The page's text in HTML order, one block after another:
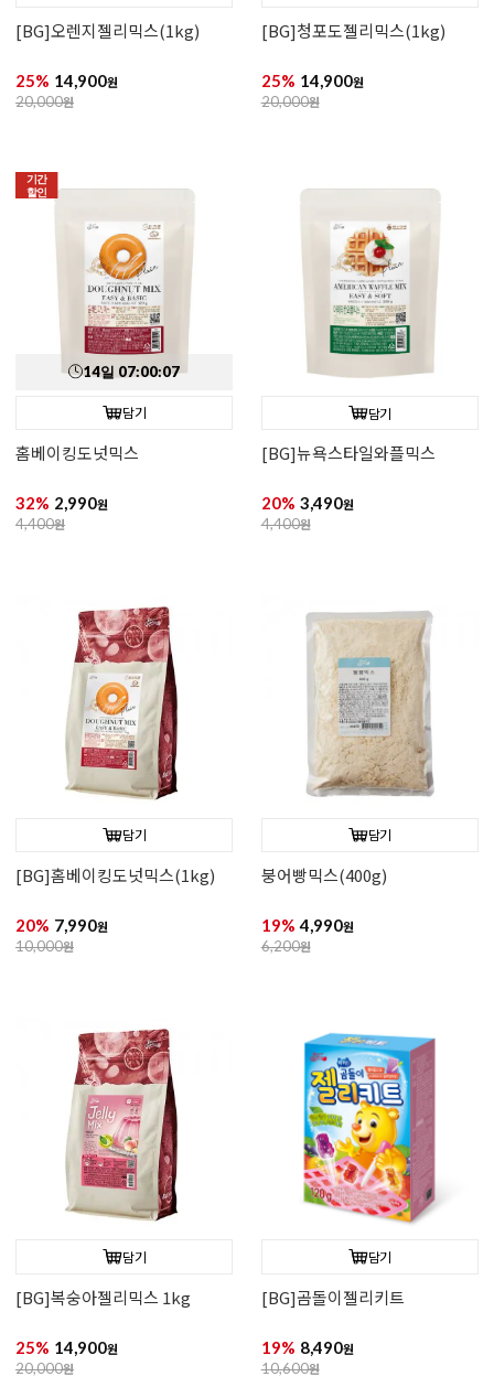
[BG]오렌지젤리믹스(1kg)
25% 14,900원
20,000원
[BG]청포도젤리믹스(1kg)
25% 14,900원
20,000원
기간
할인
14일 07:00:06
담기
홈베이킹도넛믹스
32% 2,990원
4,400원
담기
[BG]뉴욕스타일와플믹스
20% 3,490원
4,400원
담기
[BG]홈베이킹도넛믹스(1kg)
20% 7,990원
10,000원
담기
붕어빵믹스(400g)
19% 4,990원
6,200원
담기
[BG]복숭아젤리믹스 1kg
25% 14,900원
20,000원
담기
[BG]곰돌이젤리키트
19% 8,490원
10,600원